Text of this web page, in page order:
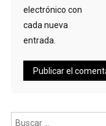
electrónico con
cada nueva
entrada.